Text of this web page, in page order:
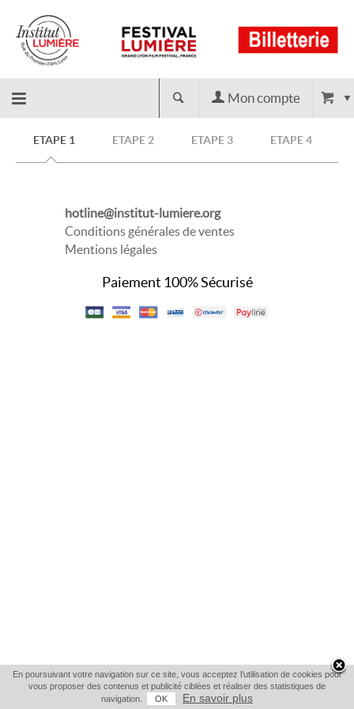
Retour
Mon compte
ETAPE 1 ETAPE 2 ETAPE 3 ETAPE 4
hotline@institut-lumiere.org
Conditions générales de ventes
Mentions légales
Paiement 100% Sécurisé
En poursuivant votre navigation sur ce site, vous acceptez l'utilisation de cookies pour
vous proposer des contenus et publicité ciblées et réaliser des statistiques de
navigation.
OK En savoir plus